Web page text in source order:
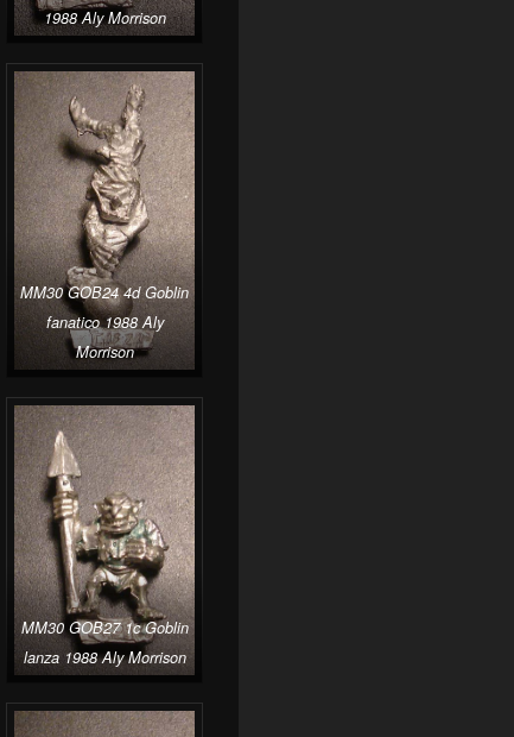
1988 Aly Morrison
MM30 GOB24 4d Goblin
fanatico 1988 Aly
Morrison
MM30 GOB27 1c Goblin
lanza 1988 Aly Morrison